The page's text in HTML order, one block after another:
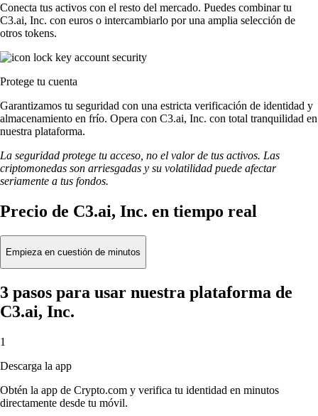
Conecta tus activos con el resto del mercado. Puedes combinar tu
C3.ai, Inc. con euros o intercambiarlo por una amplia selección de
otros tokens.
Protege tu cuenta
Garantizamos tu seguridad con una estricta verificación de identidad y
almacenamiento en frío. Opera con C3.ai, Inc. con total tranquilidad en
nuestra plataforma.
La seguridad protege tu acceso, no el valor de tus activos. Las
criptomonedas son arriesgadas y su volatilidad puede afectar
seriamente a tus fondos.
Precio de C3.ai, Inc. en tiempo real
Empieza en cuestión de minutos
3 pasos para usar nuestra plataforma de
C3.ai, Inc.
1
Descarga la app
Obtén la app de Crypto.com y verifica tu identidad en minutos
directamente desde tu móvil.